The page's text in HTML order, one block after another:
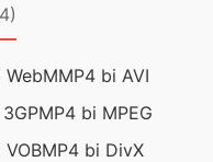
WebMMP4 bi AVI
MP4 bi MPEG
MP4 bi DivX